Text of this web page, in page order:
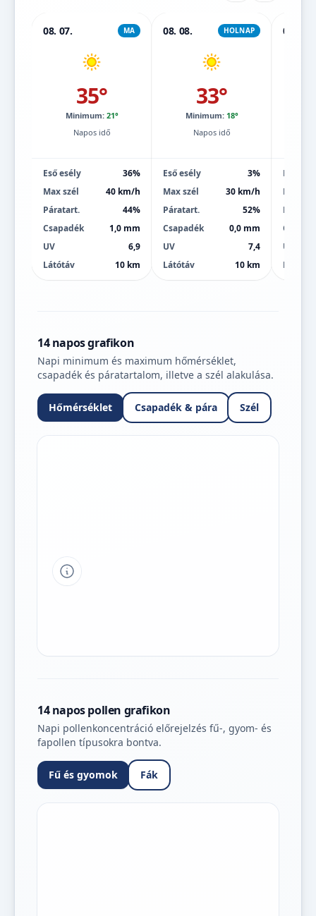
08. 07. MA
35°
Minimum: 21°
Napos idő
Eső esély
36%
Max szél
40 km/h
Páratart.
44%
Csapadék
1,0 mm
UV
6,9
Látótáv
10 km
08. 08. HOLNAP
33°
Minimum: 18°
Napos idő
Eső esély
3%
Max szél
30 km/h
Páratart.
52%
Csapadék
0,0 mm
UV
7,4
Látótáv
10 km
08. 09.
Eső
Max
UV
Látótáv
14 napos grafikon
Napi minimum és maximum hőmérséklet,
csapadék és páratartalom, illetve a szél alakulása.
Hőmérséklet Csapadék & pára Szél
Tipp a grafikon jelmagyarázatához
14 napos pollen grafikon
Napi pollenkoncentráció előrejelzés fű-, gyom- és
fapollen típusokra bontva.
Fű és gyomok Fák